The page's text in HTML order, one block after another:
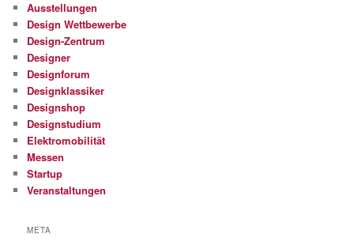
Ausstellungen
Design Wettbewerbe
Design-Zentrum
Designer
Designforum
Designklassiker
Designshop
Designstudium
Elektromobilität
Messen
Startup
Veranstaltungen
META